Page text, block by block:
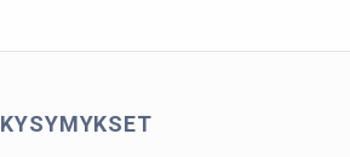
KYSYMYKSET